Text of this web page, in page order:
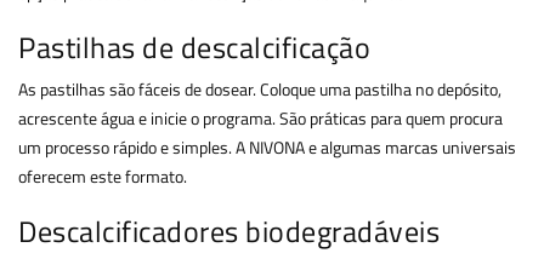
Pastilhas de descalcificação
As pastilhas são fáceis de dosear. Coloque uma pastilha no depósito,
acrescente água e inicie o programa. São práticas para quem procura
um processo rápido e simples. A NIVONA e algumas marcas universais
oferecem este formato.
Descalcificadores biodegradáveis